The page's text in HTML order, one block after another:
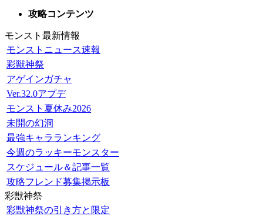
攻略コンテンツ
モンスト最新情報
モンストニュース速報
彩獣神祭
アゲインガチャ
Ver.32.0アプデ
モンスト夏休み2026
未開の幻洞
最強キャラランキング
今週のラッキーモンスター
スケジュール＆記事一覧
攻略フレンド募集掲示板
彩獣神祭
彩獣神祭の引き方と限定